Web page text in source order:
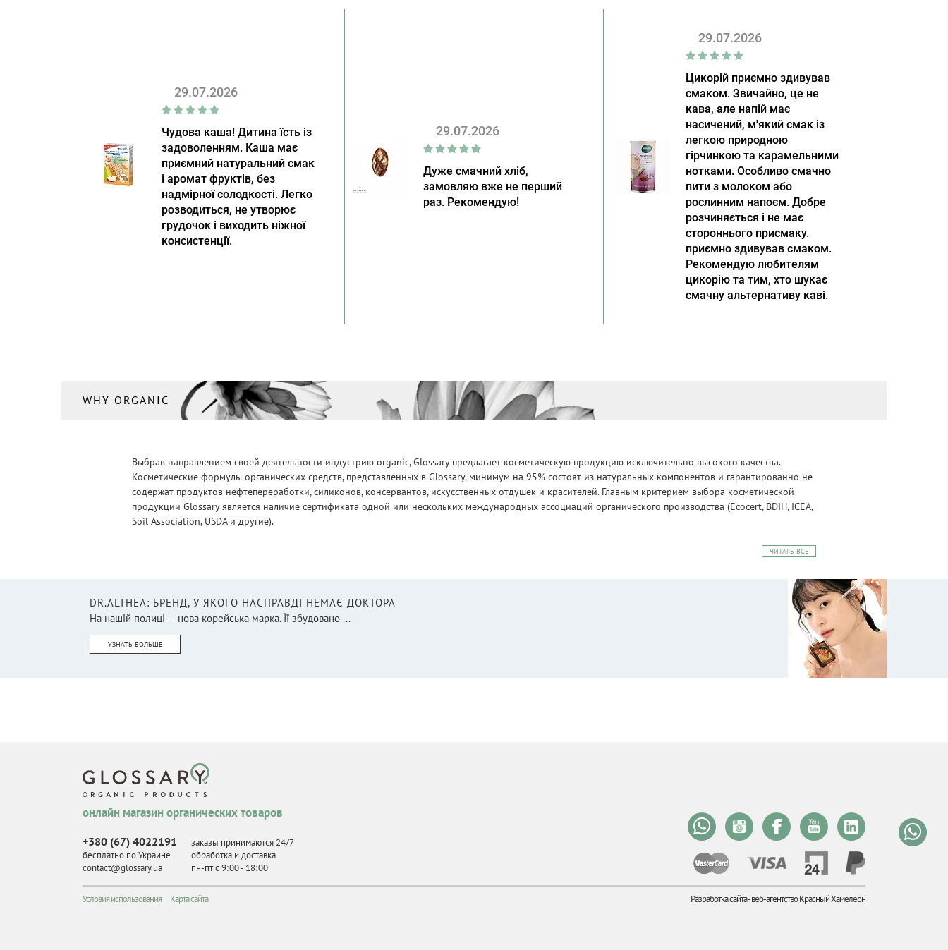
Пенки/Гели/Масло для
Садовые принадлежности
(1)
Скраб для лица/Пилинг для
Скраб для тела/Пилинг для
Сыворотка для волос (3)
Сыворотка для лица (32)
Тоник/Мист
Уход за кожей вокруг глаз
Шампунь для мужчин(1)
29.07.2026
Чудова каша! Дитина їсть із
задоволенням. Каша має
приємний натуральний смак
і аромат фруктів, без
надмірної солодкості. Легко
розводиться, не утворює
грудочок і виходить ніжної
консистенції.
29.07.2026
Дуже смачний хліб,
замовляю вже не перший
раз. Рекомендую!
29.07.2026
Цикорій приємно здивував
смаком. Звичайно, це не
кава, але напій має
насичений, м'який смак із
легкою природною
гірчинкою та карамельними
нотками. Особливо смачно
пити з молоком або
рослинним напоєм. Добре
розчиняється і не має
стороннього присмаку.
приємно здивував смаком.
Рекомендую любителям
цикорію та тим, хто шукає
смачну альтернативу каві.
WHY ORGANIC
Выбрав направлением своей деятельности индустрию organic, Glossary предлагает косметическую продукцию исключительно высокого качества.
Косметические формулы органических средств, представленных в Glossary, минимум на 95% состоят из натуральных компонентов и гарантированно не
содержат продуктов нефтепереработки, силиконов, консервантов, искусственных отдушек и красителей. Главным критерием выбора косметической
продукции Glossary является наличие сертификата одной или нескольких международных ассоциаций органического производства (Ecocert, BDIH, ICEA,
Soil Association, USDA и другие).
ЧИТАТЬ ВСЕ
DR.ALTHEA: БРЕНД, У ЯКОГО НАСПРАВДІ НЕМАЄ ДОКТОРА
На нашій полиці — нова корейська марка. Її збудовано ...
УЗНАТЬ БОЛЬШЕ
онлайн магазин органических товаров
+380 (67) 4022191
бесплатно по Украине
contact@glossary.ua
заказы принимаются 24/7
обработка и доставка
пн-пт с 9:00 - 18:00
Условия использования Карта сайта Разработка сайта -веб-агентство Красный Хамелеон